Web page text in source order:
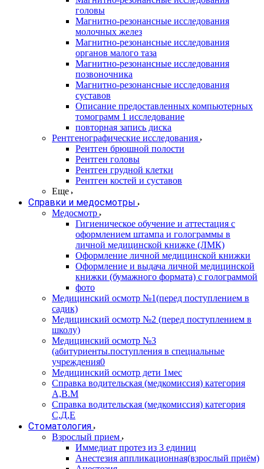
головы
Магнитно-резонансные исследования
молочных желез
Магнитно-резонансные исследования
органов малого таза
Магнитно-резонансные исследования
позвоночника
Магнитно-резонансные исследования
суставов
Описание предоставленных компьютерных
томограмм 1 исследование
повторная запись диска
Рентгенографические исследования
Рентген брюшной полости
Рентген головы
Рентген грудной клетки
Рентген костей и суставов
Еще
Справки и медосмотры
Медосмотр
Гигиеническое обучение и аттестация с
оформлением штампа и голограммы в
личной медицинской книжке (ЛМК)
Оформление личной медицинской книжки
Оформление и выдача личной медицинской
книжки (бумажного формата) с голограммой
фото
Медицинский осмотр №1(перед поступлением в
садик)
Медицинский осмотр №2 (перед поступлением в
школу)
Медицинский осмотр №3
(абитуриенты.поступления в специальные
учреждения0
Медицинский осмотр дети 1мес
Справка водительская (медкомиссия) категория
А,В.М
Справка водительская (медкомиссия) категория
С,Д,Е
Стоматология
Взрослый прием
Иммедиат протез из 3 единиц
Анестезия аппликационная(взрослый приём)